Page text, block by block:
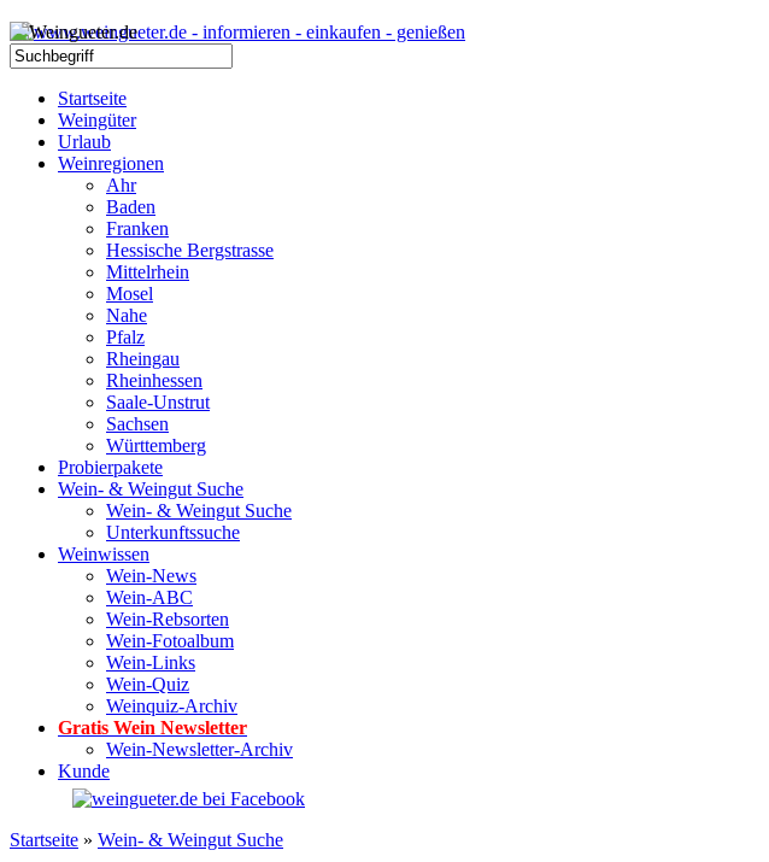
Startseite
Weingüter
Urlaub
Weinregionen
Ahr
Baden
Franken
Hessische Bergstrasse
Mittelrhein
Mosel
Nahe
Pfalz
Rheingau
Rheinhessen
Saale-Unstrut
Sachsen
Württemberg
Probierpakete
Wein- & Weingut Suche
Wein- & Weingut Suche
Unterkunftssuche
Weinwissen
Wein-News
Wein-ABC
Wein-Rebsorten
Wein-Fotoalbum
Wein-Links
Wein-Quiz
Weinquiz-Archiv
Gratis Wein Newsletter
Wein-Newsletter-Archiv
Kunde
Startseite » Wein- & Weingut Suche